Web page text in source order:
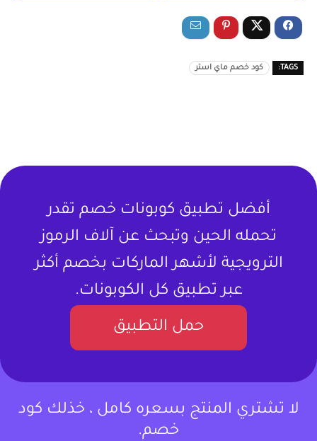
TAGS: كود خصم ماي استر
أفضل تطبيق كوبونات خصم تقدر
تحمله الحين وتبحث عن آلاف الرموز
الترويجية لأشهر الماركات بخصم أكثر
عبر تطبيق كل الكوبونات.
حمل التطبيق
لا تشتري المنتج بسعره كامل ، خذلك كود
خصم.